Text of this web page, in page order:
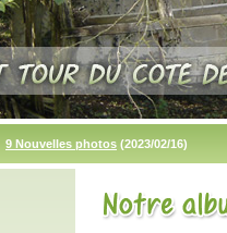
9 Nouvelles photos (2023/02/16)